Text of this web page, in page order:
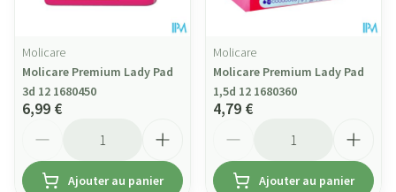
Molicare
Molicare Premium Lady Pad
3d 12 1680450
6,99 €
Ajouter au panier
Molicare
Molicare Premium Lady Pad
1,5d 12 1680360
4,79 €
Ajouter au panier